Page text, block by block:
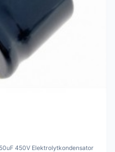
450V Elektrolytkondensator